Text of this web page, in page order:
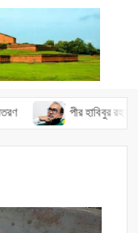
Times
পীর হাবিবুর রহমানের